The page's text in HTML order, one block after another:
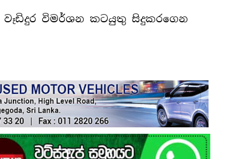
විමර්ශන කටයුතු සිදුකරගෙන